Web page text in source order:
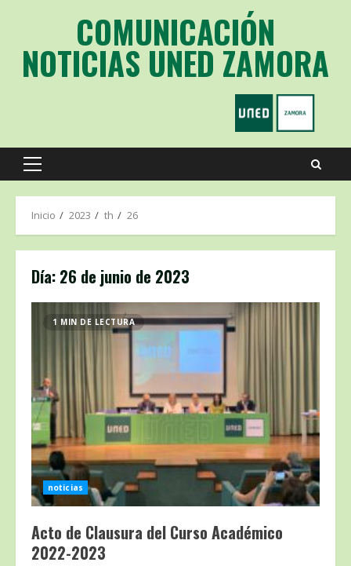
COMUNICACIÓN
NOTICIAS UNED ZAMORA
Menú
Inicio 2023 th 26
Día: 26 de junio de 2023
1 MIN DE LECTURA
noticias
Acto de Clausura del Curso Académico
2022-2023